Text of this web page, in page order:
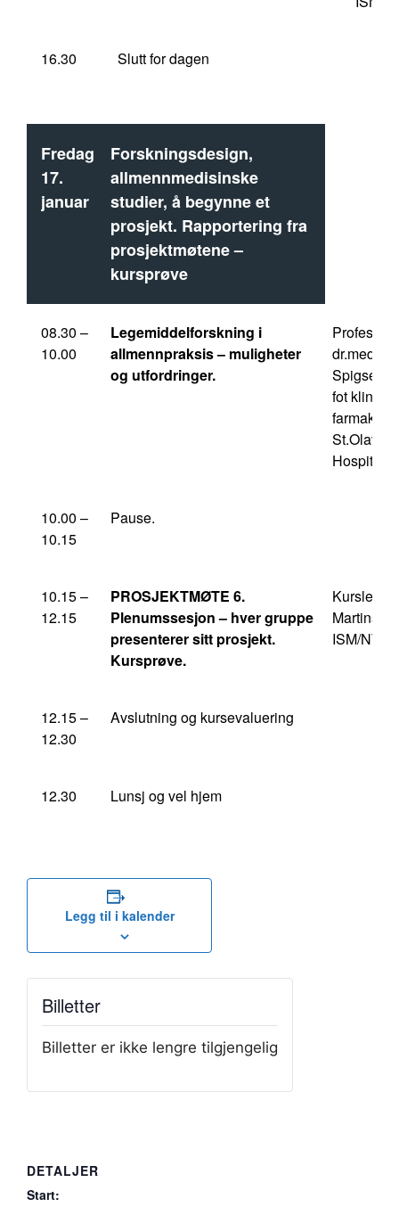
16.30 Slutt for dagen
Fredag
17.
januar
Forskningsdesign,
allmennmedisinske
studier, å begynne et
prosjekt. Rapportering fra
prosjektmøtene –
kursprøve
08.30 –
10.00
Legemiddelforskning i
allmennpraksis – muligheter
og utfordringer.
Professor
dr.med
Spigset,
fot klinisk
St.Olavs
Hospital/
10.00 –
10.15
Pause.
10.15 –
12.15
PROSJEKTMØTE 6.
Plenumssesjon – hver gruppe
presenterer sitt prosjekt.
Kursprøve.
Kursleder
Martinsen,
ISM/
12.15 –
12.30
Avslutning og kursevaluering
12.30 Lunsj og vel hjem
Legg til i kalender
DETALJER
Start:
Billetter
Billetter er ikke lengre tilgjengelig